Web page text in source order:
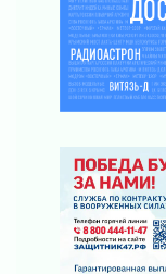
Новая
03 августа 2026
Часть
03 августа 2026
За сутки в
03 августа 2026
Клюква
просится
03 августа 2026